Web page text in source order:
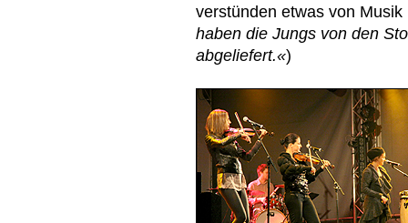
verstünden etwas von
haben die Jungs von den
abgeliefert.«)